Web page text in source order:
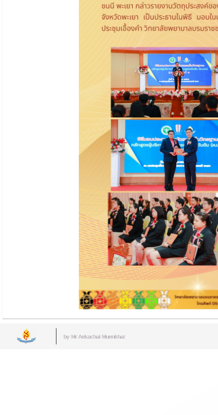
by Mr.Aekachai Muenkhat